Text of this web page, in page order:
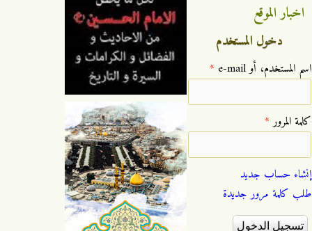
اخبار الموقع
دخول المستخدم
‏اسم المستخدم، أو e-mail ‏ *
‏كلمة المرور ‏*
إنشاء حساب جديد
طلب كلمة مرور جديدة